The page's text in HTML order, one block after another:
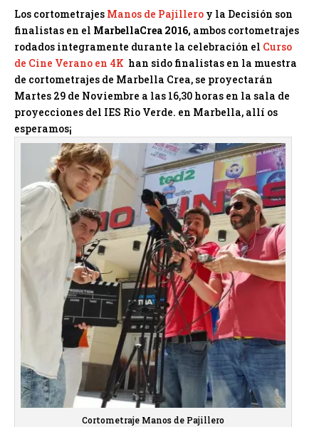
Los cortometrajes Manos de Pajillero y la Decisión son
finalistas en el MarbellaCrea 2016, ambos cortometrajes
rodados integramente durante la celebración el Curso
de Cine Verano en 4K han sido finalistas en la muestra
de cortometrajes de Marbella Crea, se proyectarán
Martes 29 de Noviembre a las 16,30 horas en la sala de
proyecciones del IES Rio Verde. en Marbella, allí os
esperamos¡
Cortometraje Manos de Pajillero